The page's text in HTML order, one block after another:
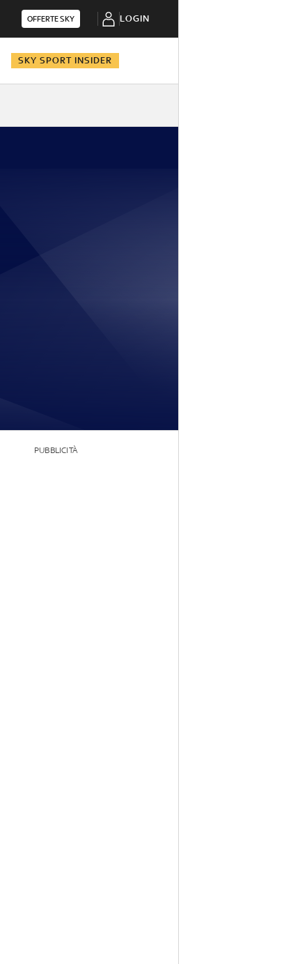
OFFERTE SKY LOGIN
SKY SPORT INSIDER
PUBBLICITÀ